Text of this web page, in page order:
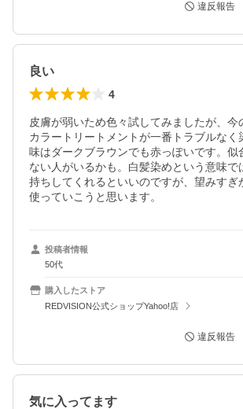
違反報告
良い
4
皮膚が弱いため色々試してみましたが、今
カラートリートメントが一番トラブルなく
味はダークブラウンでも赤っぽいです。似
ない人がいるかも。白髪染めという意味で
持ちしてくれるといいのですが、望みすぎ
使っていこうと思います。
投稿者情報
50代
購入したストア
REDVISION公式ショップYahoo!店
違反報告
気に入ってます